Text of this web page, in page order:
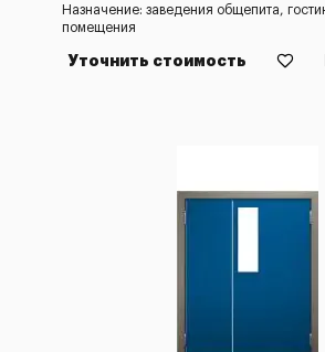
Назначение: заведения общепита,
помещения
Уточнить стоимость